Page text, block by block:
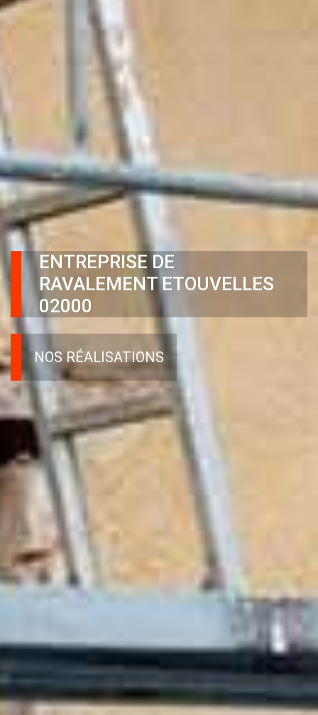
ENTREPRISE DE
RAVALEMENT ETOUVELLES
02000
NOS RÉALISATIONS